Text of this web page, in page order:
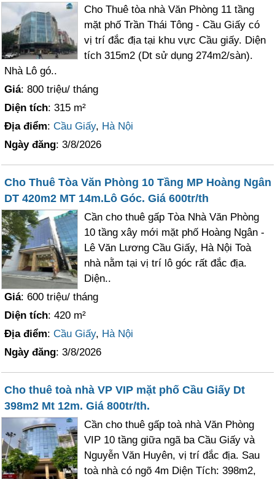
Cho Thuê tòa nhà Văn Phòng 11 tầng
mặt phố Trần Thái Tông - Cầu Giấy có
vị trí đắc địa tại khu vực Cầu giấy. Diện
tích 315m2 (Dt sử dụng 274m2/sàn).
Nhà Lô gó..
Giá: 800 triệu/ tháng
Diện tích: 315 m²
Địa điểm:Cầu Giấy, Hà Nội
Ngày đăng: 3/8/2026
Cho Thuê Tòa Văn Phòng 10 Tầng MP Hoàng Ngân
DT 420m2 MT 14m.Lô Góc. Giá 600tr/th
Cần cho thuê gấp Tòa Nhà Văn Phòng
10 tầng xây mới mặt phố Hoàng Ngân -
Lê Văn Lương Cầu Giấy, Hà Nội Toà
nhà nằm tại vị trí lô góc rất đắc địa.
Diện..
Giá: 600 triệu/ tháng
Diện tích: 420 m²
Địa điểm:Cầu Giấy, Hà Nội
Ngày đăng: 3/8/2026
Cho thuê toà nhà VP VIP mặt phố Cầu Giấy Dt
398m2 Mt 12m. Giá 800tr/th.
Cần cho thuê gấp toà nhà Văn Phòng
VIP 10 tầng giữa ngã ba Cầu Giấy và
Nguyễn Văn Huyên, vị trí đắc địa. Sau
toà nhà có ngõ 4m Diện Tích: 398m2,